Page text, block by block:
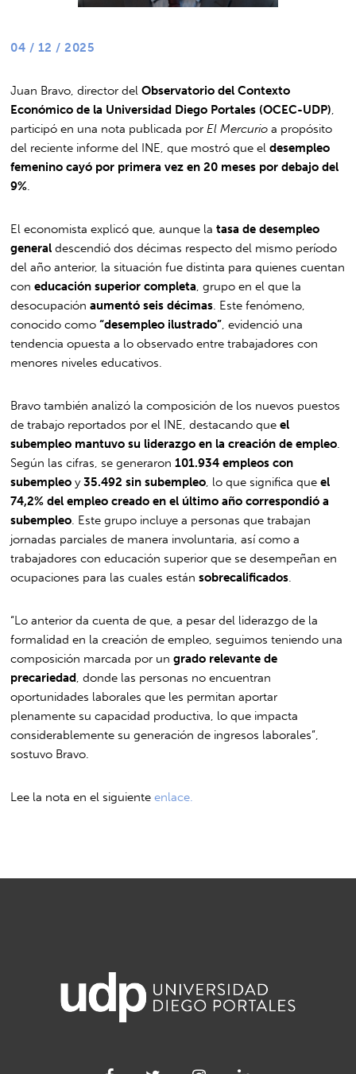
04 / 12 / 2025
Juan Bravo, director delObservatorio del Contexto
Económico de la Universidad Diego Portales (OCEC-UDP)
participó en una nota publicada por El Mercurio a propósito
del reciente informe del INE, que mostró que eldesempleo
femenino cayó por primera vez en 20 meses por debajo del
9%
El economista explicó que, aunque latasa de desempleo
general descendió dos décimas respecto del mismo período
del año anterior, la situación fue distinta para quienes cuentan
coneducación superior completa , grupo en el que la
desocupaciónaumentó seis décimas . Este fenómeno,
conocido como“desempleo ilustrado” , evidenció una
tendencia opuesta a lo observado entre trabajadores con
menores niveles educativos.
Bravo también analizó la composición de los nuevos puestos
de trabajo reportados por el INE, destacando queel
subempleo mantuvo su liderazgo en la creación de empleo
Según las cifras, se generaron101.934 empleos con
subempleo y35.492 sin subempleo , lo que significa queel
74,2% del empleo creado en el último año correspondió a
subempleo . Este grupo incluye a personas que trabajan
jornadas parciales de manera involuntaria, así como a
trabajadores con educación superior que se desempeñan en
ocupaciones para las cuales estánsobrecalificados
“Lo anterior da cuenta de que, a pesar del liderazgo de la
formalidad en la creación de empleo, seguimos teniendo una
composición marcada por ungrado relevante de
precariedad , donde las personas no encuentran
oportunidades laborales que les permitan aportar
plenamente su capacidad productiva, lo que impacta
considerablemente su generación de ingresos laborales”,
sostuvo Bravo.
Lee la nota en el siguienteenlace.